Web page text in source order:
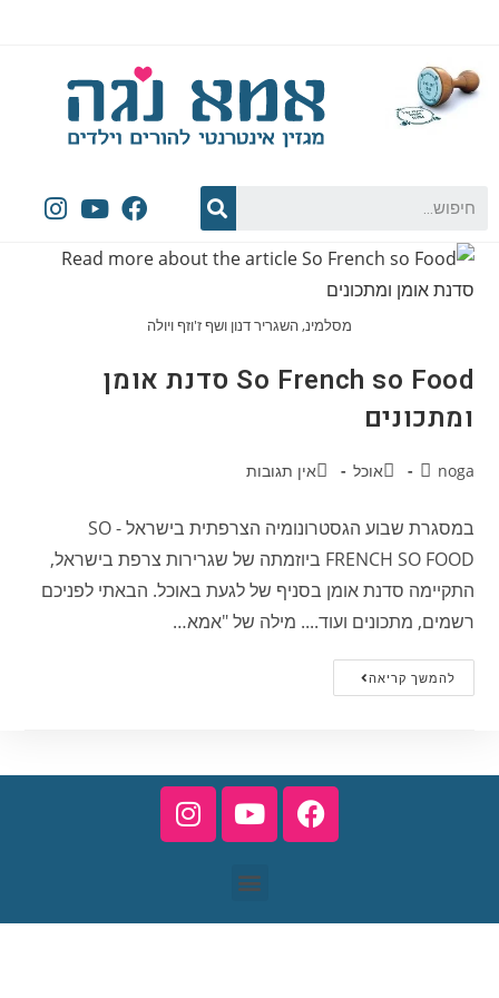
מסלמינ, השגריר דנון ושף ז'וזף ויולה
So French so Food סדנת אומן
ומתכונים
noga אוכל אין תגובות
במסגרת שבוע הגסטרונומיה הצרפתית בישראל - SO
FRENCH SO FOOD ביוזמתה של שגרירות צרפת בישראל,
התקיימה סדנת אומן בסניף של לגעת באוכל. הבאתי לפניכם
רשמים, מתכונים ועוד.... מילה של "אמא…
להמשך קריאה